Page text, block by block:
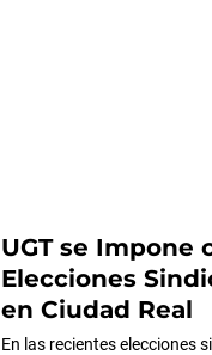
UGT se Impone
Elecciones
en Ciudad Real
En las recientes elecciones